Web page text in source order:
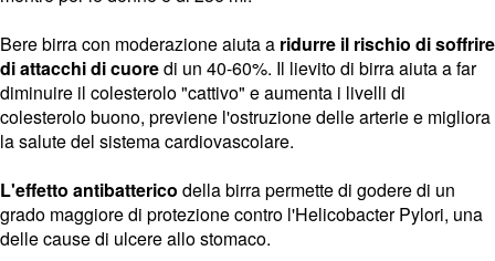
Bere birra con moderazione aiuta a ridurre il rischio di soffrire
di attacchi di cuoredi un 40-60%. Il lievito di birra aiuta a far
diminuire il colesterolo "cattivo" e aumenta i livelli di
colesterolo buono, previene l'ostruzione delle arterie e migliora
la salute del sistema cardiovascolare.
L'effetto antibatterico della birra permette di godere di un
grado maggiore di protezione contro l'Helicobacter Pylori, una
delle cause di ulcere allo stomaco.